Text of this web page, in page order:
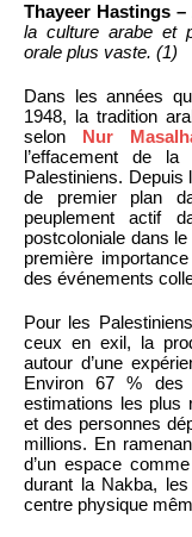
Thayeer Hastings –
la culture arabe et
orale plus vaste. (1)
Dans les années
1948, la tradition
selon Nur
l’effacement de
Palestiniens. Depuis
de premier plan
peuplement actif
postcoloniale dans
première
des événements
Pour les
ceux en exil, la
autour d’une
Environ 67 % des
estimations les plus
et des personnes
millions. En
d’un espace
durant la Nakba,
centre physique